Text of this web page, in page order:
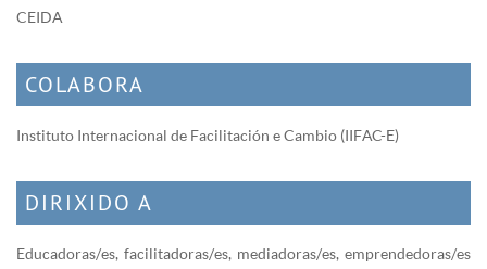
CEIDA
COLABORA
Instituto Internacional de Facilitación e Cambio (IIFAC-E)
DIRIXIDO A
Educadoras/es, facilitadoras/es, mediadoras/es, emprendedoras/es